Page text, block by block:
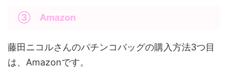
③ Amazon
藤田ニコルさんのパチンコバッグの購入方法3つ目
は、Amazonです。